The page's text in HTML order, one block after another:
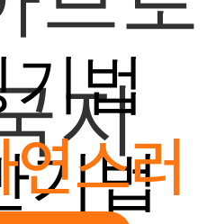
지
법
기법
스러